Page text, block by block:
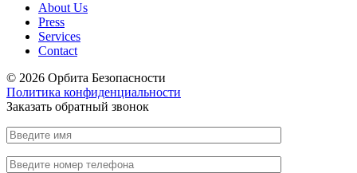
About Us
Press
Services
Contact
© 2026 Орбита Безопасности
Политика конфиденциальности
Заказать обратный звонок